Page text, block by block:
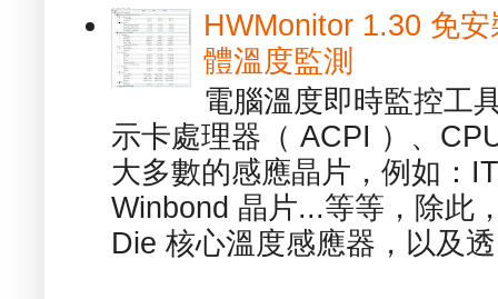
HWMonitor 1.30 免
體溫度監測
電腦溫度即時監控工
示卡處理器（ ACPI ）、
大多數的感應晶片，例如：
Winbond 晶片...等等，除此
Die 核心溫度感應器，以及